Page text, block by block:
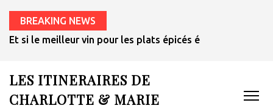
BREAKING NEWS
Et si le meilleur vin pour les plats épicés était un rosé de
LES ITINERAIRES DE
CHARLOTTE & MARIE